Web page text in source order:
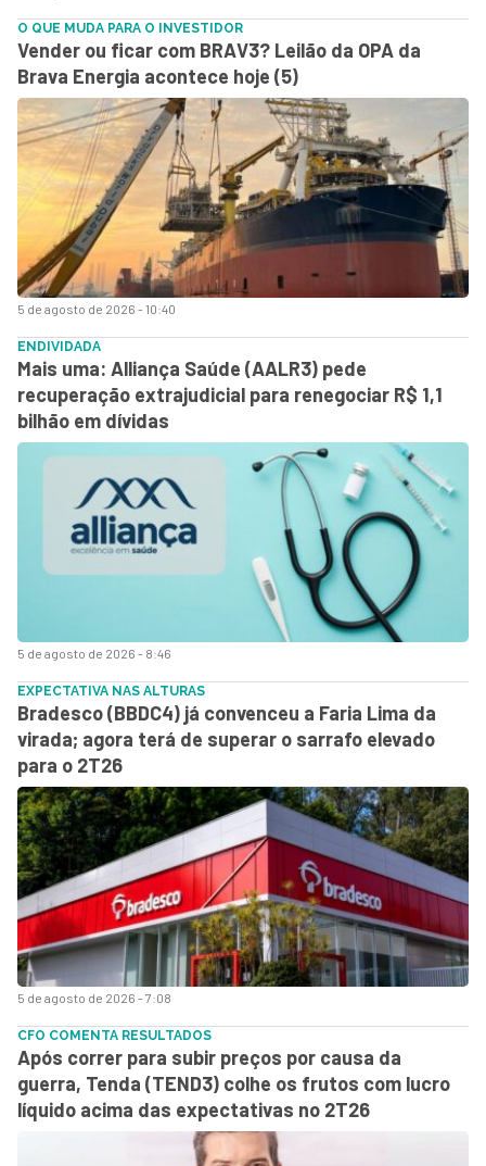
5 de agosto de 2026 - 10:40
O QUE MUDA PARA O INVESTIDOR
Vender ou ficar com BRAV3? Leilão da OPA da
Brava Energia acontece hoje (5)
5 de agosto de 2026 - 8:46
ENDIVIDADA
Mais uma: Alliança Saúde (AALR3) pede
recuperação extrajudicial para renegociar R$ 1,1
bilhão em dívidas
5 de agosto de 2026 - 7:08
EXPECTATIVA NAS ALTURAS
Bradesco (BBDC4) já convenceu a Faria Lima da
virada; agora terá de superar o sarrafo elevado
para o 2T26
CFO COMENTA RESULTADOS
Após correr para subir preços por causa da
guerra, Tenda (TEND3) colhe os frutos com lucro
líquido acima das expectativas no 2T26